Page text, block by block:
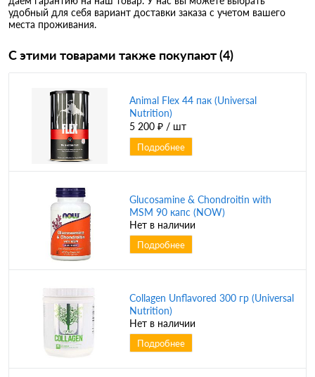
удобный для себя вариант доставки заказа с учетом вашего
места проживания.
С этими товарами также покупают (4)
Animal Flex 44 пак (Universal
Nutrition)
5 200 ₽ / шт
Подробнее
Glucosamine & Chondroitin with
MSM 90 капс (NOW)
Нет в наличии
Подробнее
Collagen Unflavored 300 гр (Universal
Nutrition)
Нет в наличии
Подробнее